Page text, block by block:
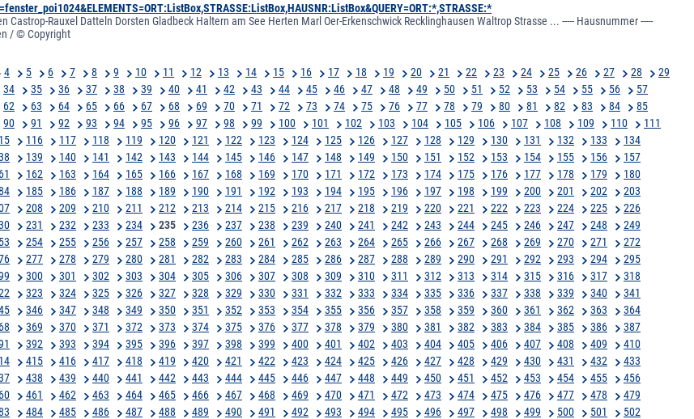
Castrop-Rauxel Datteln Dorsten Gladbeck Haltern am See Herten Marl Oer-Erkenschwick Recklinghausen Waltrop Strasse ... ----- Hausnummer -----
/ © Copyright
4 5 6 7 8 9 10 11 12 13 14 15 16 17 18 19 20 21 22 23 24 25 26 27 28
29
34 35 36 37 38 39 40 41 42 43 44 45 46 47 48 49 50 51 52 53 54 55 56
57
62 63 64 65 66 67 68 69 70 71 72 73 74 75 76 77 78 79 80 81 82 83 84
85
90 91 92 93 94 95 96 97 98 99 100 101 102 103 104 105 106 107 108 109 110
111
116 117 118 119 120 121 122 123 124 125 126 127 128 129 130 131 132 133
134
139 140 141 142 143 144 145 146 147 148 149 150 151 152 153 154 155 156
157
162 163 164 165 166 167 168 169 170 171 172 173 174 175 176 177 178 179
180
185 186 187 188 189 190 191 192 193 194 195 196 197 198 199 200 201 202
203
208 209 210 211 212 213 214 215 216 217 218 219 220 221 222 223 224 225
226
231 232 233 234 235 236 237 238 239 240 241 242 243 244 245 246 247 248
249
254 255 256 257 258 259 260 261 262 263 264 265 266 267 268 269 270 271
272
277 278 279 280 281 282 283 284 285 286 287 288 289 290 291 292 293 294
295
300 301 302 303 304 305 306 307 308 309 310 311 312 313 314 315 316 317
318
323 324 325 326 327 328 329 330 331 332 333 334 335 336 337 338 339 340
341
346 347 348 349 350 351 352 353 354 355 356 357 358 359 360 361 362 363
364
369 370 371 372 373 374 375 376 377 378 379 380 381 382 383 384 385 386
387
392 393 394 395 396 397 398 399 400 401 402 403 404 405 406 407 408 409
410
415 416 417 418 419 420 421 422 423 424 425 426 427 428 429 430 431 432
433
438 439 440 441 442 443 444 445 446 447 448 449 450 451 452 453 454 455
456
461 462 463 464 465 466 467 468 469 470 471 472 473 474 475 476 477 478
479
484 485 486 487 488 489 490 491 492 493 494 495 496 497 498 499 500 501
502